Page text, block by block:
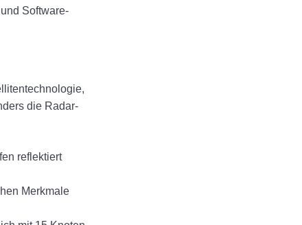
Software-
die Radar-
reflektiert
Merkmale